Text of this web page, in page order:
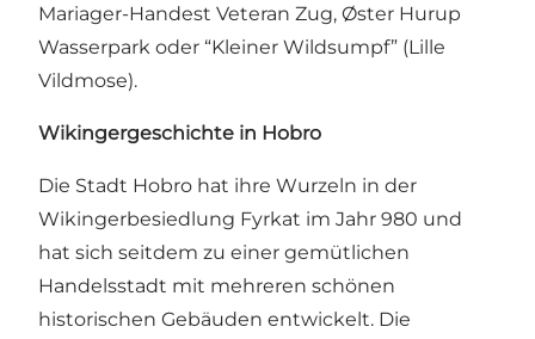
Mariager-Handest Veteran Zug, Øster Hurup
Wasserpark oder “Kleiner Wildsumpf” (Lille
Vildmose).
Wikingergeschichte in Hobro
Die Stadt Hobro hat ihre Wurzeln in der
Wikingerbesiedlung Fyrkat im Jahr 980 und
hat sich seitdem zu einer gemütlichen
Handelsstadt mit mehreren schönen
historischen Gebäuden entwickelt. Die